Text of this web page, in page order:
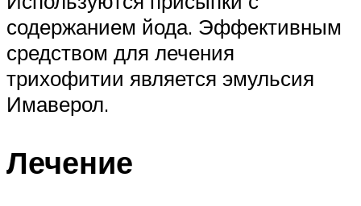
содержанием йода. Эффективным
средством для лечения
трихофитии является эмульсия
Имаверол.
Лечение